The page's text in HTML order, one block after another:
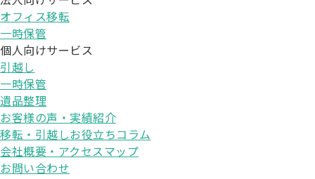
オフィス移転
一時保管
個人向けサービス
引越し
一時保管
遺品整理
お客様の声・実績紹介
移転・引越しお役立ちコラム
会社概要・アクセスマップ
お問い合わせ